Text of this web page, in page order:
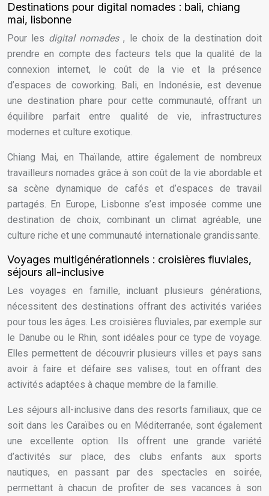
Destinations pour digital nomades : bali, chiang
mai, lisbonne
Pour les digital nomades, le choix de la destination doit
prendre en compte des facteurs tels que la qualité de la
connexion internet, le coût de la vie et la présence
d’espaces de coworking. Bali, en Indonésie, est devenue
une destination phare pour cette communauté, offrant un
équilibre parfait entre qualité de vie, infrastructures
modernes et culture exotique.
Chiang Mai, en Thaïlande, attire également de nombreux
travailleurs nomades grâce à son coût de la vie abordable et
sa scène dynamique de cafés et d’espaces de travail
partagés. En Europe, Lisbonne s’est imposée comme une
destination de choix, combinant un climat agréable, une
culture riche et une communauté internationale grandissante.
Voyages multigénérationnels : croisières fluviales,
séjours all-inclusive
Les voyages en famille, incluant plusieurs générations,
nécessitent des destinations offrant des activités variées
pour tous les âges. Les croisières fluviales, par exemple sur
le Danube ou le Rhin, sont idéales pour ce type de voyage.
Elles permettent de découvrir plusieurs villes et pays sans
avoir à faire et défaire ses valises, tout en offrant des
activités adaptées à chaque membre de la famille.
Les séjours all-inclusive dans des resorts familiaux, que ce
soit dans les Caraïbes ou en Méditerranée, sont également
une excellente option. Ils offrent une grande variété
d’activités sur place, des clubs enfants aux sports
nautiques, en passant par des spectacles en soirée,
permettant à chacun de profiter de ses vacances à son